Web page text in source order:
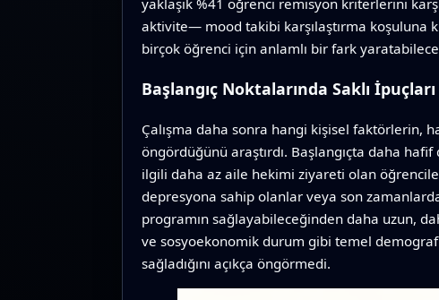
aktivite— mood takibi karşılaştırma koşuluna
birçok öğrenci için anlamlı bir fark
Başlangıç Noktalarında Saklı İpuçları
Çalışma daha sonra hangi kişisel faktörlerin,
öngördüğünü araştırdı. Başlangıçta daha
ilgili daha az aile hekimi ziyareti olan
depresyona sahip olanlar veya son
programın sağlayabileceğinden daha uzun,
ve sosyoekonomik durum gibi temel
sağladığını açıkça öngörmedi.